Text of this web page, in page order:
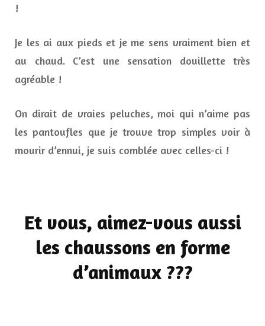
!
Je les ai aux pieds et je me sens vraiment bien et
au chaud. C’est une sensation douillette très
agréable !
On dirait de vraies peluches, moi qui n’aime pas
les pantoufles que je trouve trop simples voir à
mourir d’ennui, je suis comblée avec celles-ci !
Et vous, aimez-vous aussi
les chaussons en forme
d’animaux ???